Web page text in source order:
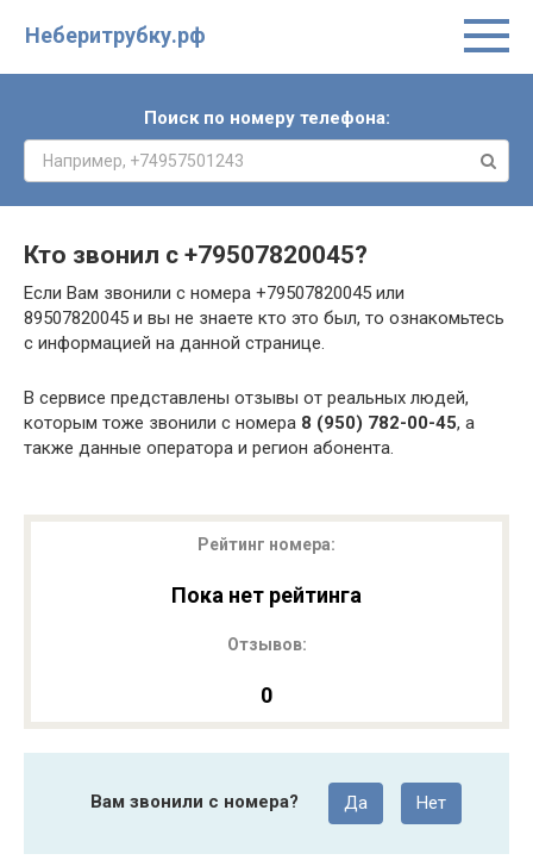
Неберитрубку.рф
Поиск по номеру телефона:
Кто звонил с +79507820045?
Если Вам звонили с номера +79507820045 или
89507820045 и вы не знаете кто это был, то ознакомьтесь
с информацией на данной странице.
В сервисе представлены отзывы от реальных людей,
которым тоже звонили с номера 8 (950) 782-00-45, а
также данные оператора и регион абонента.
Рейтинг номера:
Пока нет рейтинга
Отзывов:
0
Вам звонили с номера? Да Нет